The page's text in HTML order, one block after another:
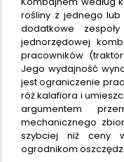
rośliny z jednego
dodatkowe
jednorzędowej
pracowników
Jego wydajność
jest ograniczenie
róż kalafiora i
argumentem
mechanicznego
szybciej niż ceny
ogrodnikom